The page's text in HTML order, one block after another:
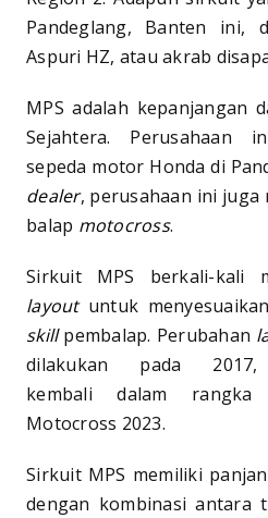
Pandeglang, Banten ini,
Aspuri HZ, atau akrab
MPS adalah kepanjangan
Sejahtera. Perusahaan
sepeda motor Honda di
dealer, perusahaan ini
balap motocross.
Sirkuit MPS berkali-kali
layoutuntuk
skillpembalap. Perubahan
dilakukan pada
kembali dalam rangka
Motocross 2023.
Sirkuit MPS memiliki
dengan kombinasi antara